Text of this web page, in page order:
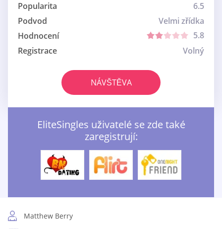
Popularita
6.5
Podvod
Velmi zřídka
Hodnocení
5.8
Registrace
Volný
NÁVŠTĚVA
EliteSingles uživatelé se zde také
zaregistrují:
Matthew Berry